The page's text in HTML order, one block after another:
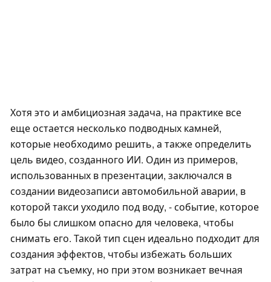
Хотя это и амбициозная задача, на практике все
еще остается несколько подводных камней,
которые необходимо решить, а также определить
цель видео, созданного ИИ. Один из примеров,
использованных в презентации, заключался в
создании видеозаписи автомобильной аварии, в
которой такси уходило под воду, - событие, которое
было бы слишком опасно для человека, чтобы
снимать его. Такой тип сцен идеально подходит для
создания эффектов, чтобы избежать больших
затрат на съемку, но при этом возникает вечная